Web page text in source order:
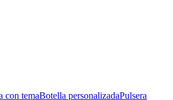
con temaBotella personalizadaPulsera